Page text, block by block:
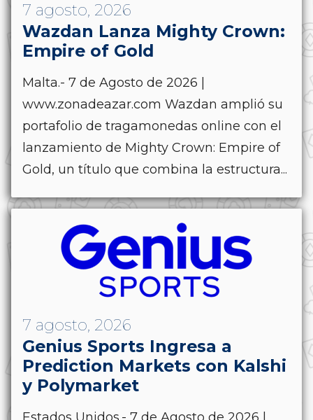
7 agosto, 2026
Wazdan Lanza Mighty Crown:
Empire of Gold
Malta.- 7 de Agosto de 2026 |
www.zonadeazar.com Wazdan amplió su
portafolio de tragamonedas online con el
lanzamiento de Mighty Crown: Empire of
Gold, un título que combina la estructura...
7 agosto, 2026
Genius Sports Ingresa a
Prediction Markets con Kalshi
y Polymarket